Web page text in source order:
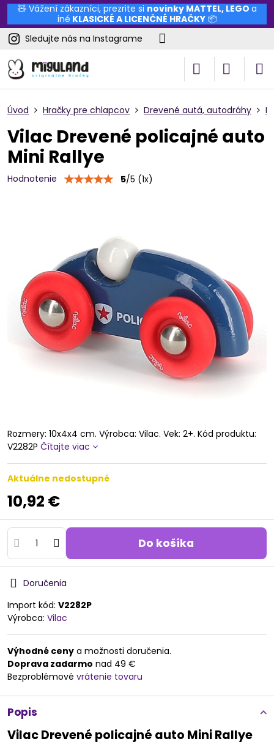
🧸 Vážení zákazníci, prezrite si novinky MATTEL, LEGO a
iné KLASICKÉ A LICENČNÉ HRAČKY📦
Sledujte nás na Instagrame
Úvod Hračky pre chlapcov Drevené autá, autodráhy
Vilac Drevené policajné auto
Mini Rallye
Hodnotenie 5/5 (1x)
Rozmery: 10x4x4 cm. Výrobca: Vilac. Vek: 2+. Kód produktu:
V2282P Čítajte viac
Aktuálne nedostupné
10,92 €
Do košíka
Doručenia
Import kód: V2282P
Výrobca: Vilac
Výhodné ceny a možnosti doručenia.
Doprava zadarmo nad 49 €
Bezproblémové vrátenie tovaru
Popis
Vilac Drevené policajné auto Mini Rallye